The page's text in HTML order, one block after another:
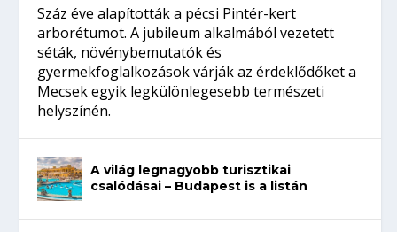
Száz éve alapították a pécsi Pintér-kert
arborétumot. A jubileum alkalmából vezetett
séták, növénybemutatók és
gyermekfoglalkozások várják az érdeklődőket a
Mecsek egyik legkülönlegesebb természeti
helyszínén.
A világ legnagyobb turisztikai
csalódásai – Budapest is a listán